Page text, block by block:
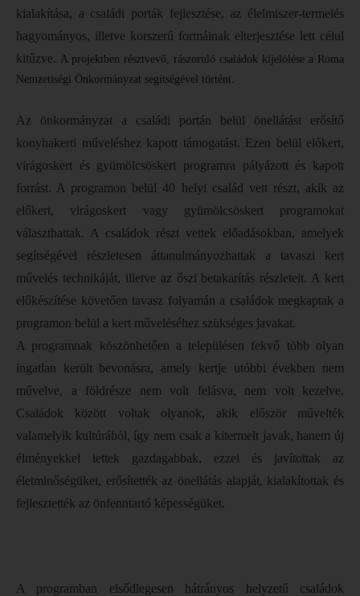
kialakítása, a családi porták fejlesztése, az élelmiszer-termelés
hagyományos, illetve korszerű formáinak elterjesztése lett célul
kitűzve. A projektben résztvevő, rászoruló családok kijelölése a Roma
Nemzetiségi Önkormányzat segítségével történt.
Az önkormányzat a családi portán belül önellátást erősítő
konyhakerti műveléshez kapott támogatást. Ezen belül előkert,
virágoskert és gyümölcsöskert programra pályázott és kapott
forrást. A programon belül 40 helyi család vett részt, akik az
előkert, virágoskert vagy gyümölcsöskert programokat
választhattak. A családok részt vettek előadásokban, amelyek
segítségével részletesen áttanulmányozhattak a tavaszi kert
művelés technikáját, illetve az őszi betakarítás részleteit. A kert
előkészítése követően tavasz folyamán a családok megkaptak a
programon belül a kert műveléséhez szükséges javakat.
A programnak köszönhetően a településen fekvő több olyan
ingatlan került bevonásra, amely kertje utóbbi években nem
művelve, a földrésze nem volt felásva, nem volt kezelve.
Családok között voltak olyanok, akik először művelték
valamelyik kultúrából, így nem csak a kitermelt javak, hanem új
élményekkel lettek gazdagabbak, ezzel és javítottak az
életminőségüket, erősítették az önellátás alapját, kialakítottak és
fejlesztették az önfenntartó képességüket.
A programban elsődlegesen hátrányos helyzetű családok